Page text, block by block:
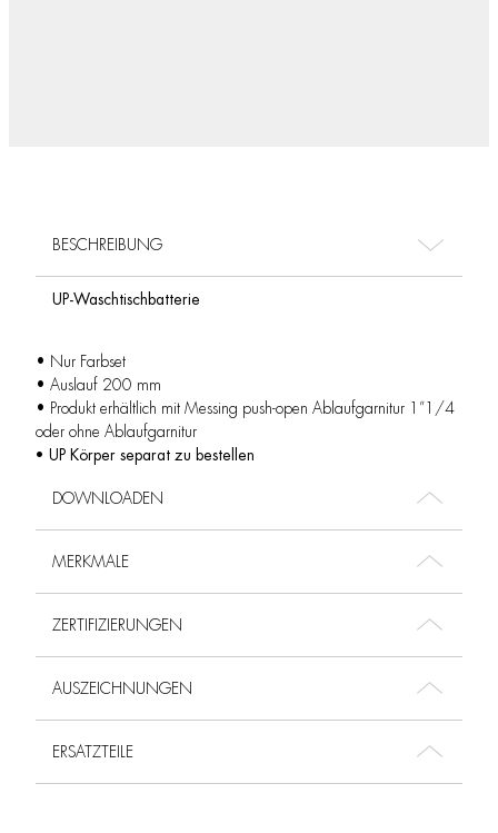
BESCHREIBUNG
UP-Waschtischbatterie
• Nur Farbset
• Auslauf 200 mm
• Produkt erhältlich mit Messing push-open Ablaufgarnitur 1”1/4
oder ohne Ablaufgarnitur
• UP Körper separat zu bestellen
DOWNLOADEN
MERKMALE
ZERTIFIZIERUNGEN
AUSZEICHNUNGEN
ERSATZTEILE